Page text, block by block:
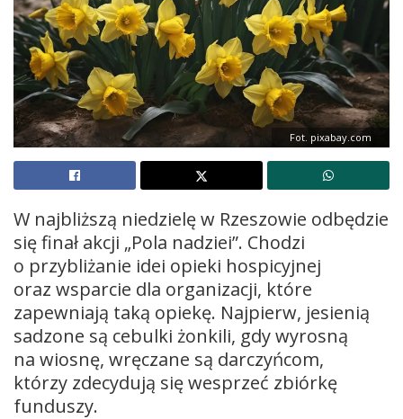
Fot. pixabay.com
W najbliższą niedzielę w Rzeszowie odbędzie
się finał akcji „Pola nadziei”. Chodzi
o przybliżanie idei opieki hospicyjnej
oraz wsparcie dla organizacji, które
zapewniają taką opiekę. Najpierw, jesienią
sadzone są cebulki żonkili, gdy wyrosną
na wiosnę, wręczane są darczyńcom,
którzy zdecydują się wesprzeć zbiórkę
funduszy.